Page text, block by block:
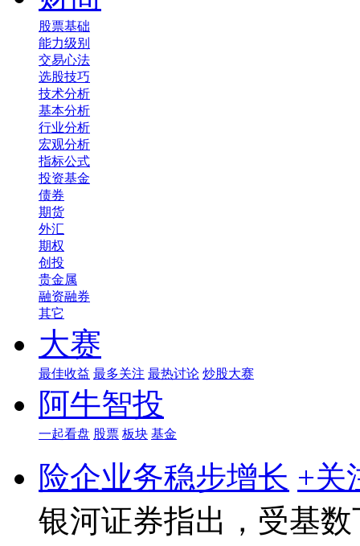
股票基础
能力级别
交易心法
选股技巧
技术分析
基本分析
行业分析
宏观分析
指标公式
投资基金
债券
期货
外汇
期权
创投
贵金属
融资融券
其它
大赛
最佳收益 最多关注 最热讨论 炒股大赛
阿牛智投
一起看盘 股票 板块 基金
险企业务稳步增长 +关
银河证券指出，受基